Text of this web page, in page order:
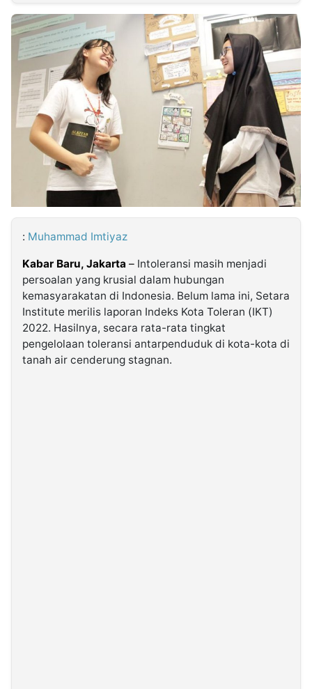
INDONESIA
Partner
Insight
NTB
Suara
Time
Lens
IDN
Daily
Jogja
Jalan
Rakyat
Idealita
News
Kita
Notice
Dinamikapost.com
Radar
Baru
Seedbacklink
Kabarbaru.co
: Muhammad Imtiyaz
Kabar Baru, Jakarta – Intoleransi masih menjadi
persoalan yang krusial dalam hubungan
kemasyarakatan di Indonesia. Belum lama ini, Setara
Institute merilis laporan Indeks Kota Toleran (IKT)
2022. Hasilnya, secara rata-rata tingkat
pengelolaan toleransi antarpenduduk di kota-kota di
tanah air cenderung stagnan.